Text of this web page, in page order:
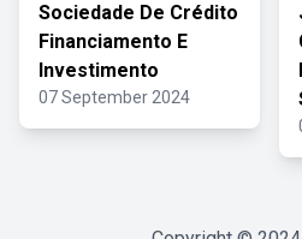
Sociedade De Crédito
Financiamento E
Investimento
07 September 2024